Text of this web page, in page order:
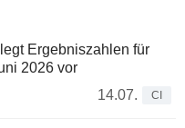
Ergebniszahlen für
2026 vor
14.07.
CI